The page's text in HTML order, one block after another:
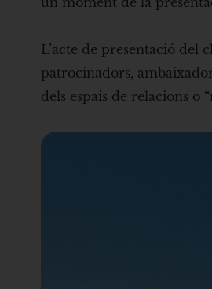
L’acte de presentació del
patrocinadors,
dels espais de relacions o